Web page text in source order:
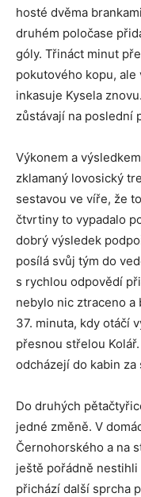
hosté dvěma
druhém poločase
góly. Třináct minut
pokutového kopu,
inkasuje Kysela
zůstávají na poslední
Výkonem a
zklamaný lovosický
sestavou ve víře, že
čtvrtiny to vypadalo
dobrý výsledek
posílá svůj tým do
s rychlou odpovědí
nebylo nic ztraceno a
37. minuta, kdy otáčí
přesnou střelou
odcházejí do kabin za
Do druhých
jedné změně. V
Černohorského a na
ještě pořádně
přichází další sprcha